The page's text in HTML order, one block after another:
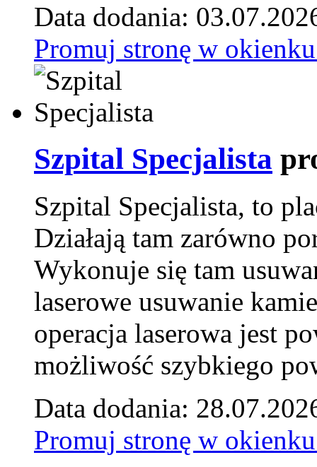
Data dodania:
Promuj stronę w
Szpital Specjalista
Szpital Specjalista, to
Działają tam zarówno
Wykonuje się tam
laserowe usuwanie
operacja laserowa jest
możliwość szybkiego
Data dodania:
Promuj stronę w